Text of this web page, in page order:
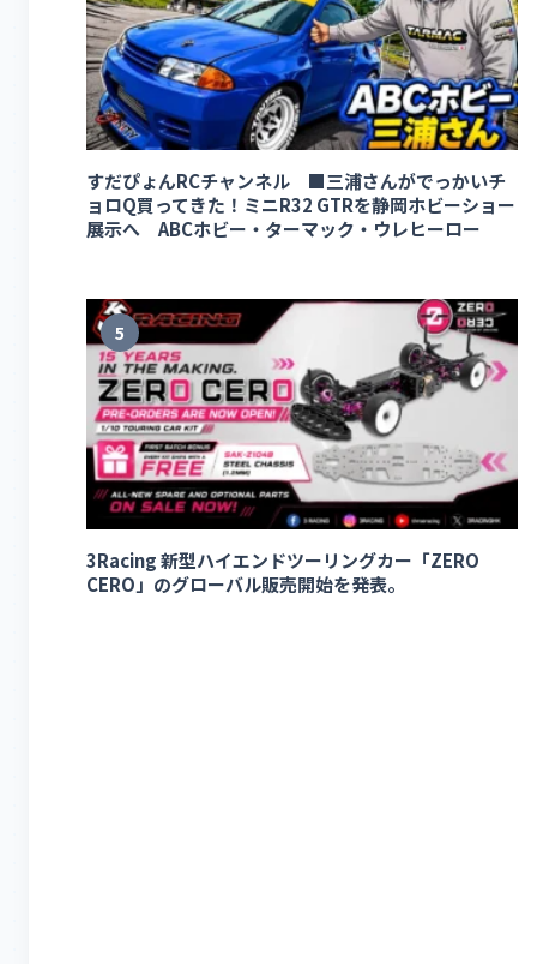
すだぴょんRCチャンネル ■三浦さんがでっかいチ
ョロQ買ってきた！ミニR32 GTRを静岡ホビーショー
展示へ ABCホビー・ターマック・ウレヒーロー
5
3Racing 新型ハイエンドツーリングカー「ZERO
CERO」のグローバル販売開始を発表。